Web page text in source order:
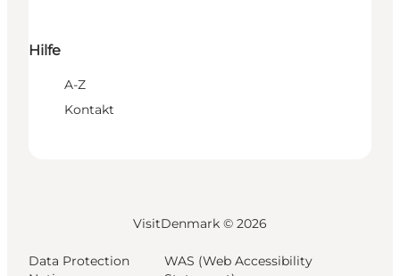
Hilfe
A-Z
Kontakt
VisitDenmark © 2026
Data Protection
WAS (Web Accessibility